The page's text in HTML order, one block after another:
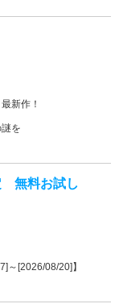
新作！
を
無料お試し
～[2026/08/20]】